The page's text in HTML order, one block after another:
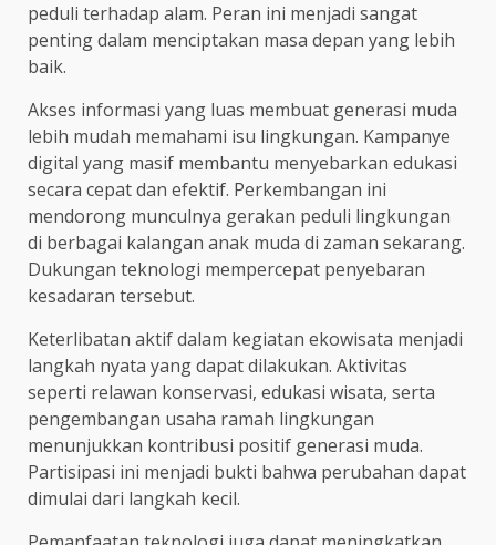
peduli terhadap alam. Peran ini menjadi sangat
penting dalam menciptakan masa depan yang lebih
baik.
Akses informasi yang luas membuat generasi muda
lebih mudah memahami isu lingkungan. Kampanye
digital yang masif membantu menyebarkan edukasi
secara cepat dan efektif. Perkembangan ini
mendorong munculnya gerakan peduli lingkungan
di berbagai kalangan anak muda di zaman sekarang.
Dukungan teknologi mempercepat penyebaran
kesadaran tersebut.
Keterlibatan aktif dalam kegiatan ekowisata menjadi
langkah nyata yang dapat dilakukan. Aktivitas
seperti relawan konservasi, edukasi wisata, serta
pengembangan usaha ramah lingkungan
menunjukkan kontribusi positif generasi muda.
Partisipasi ini menjadi bukti bahwa perubahan dapat
dimulai dari langkah kecil.